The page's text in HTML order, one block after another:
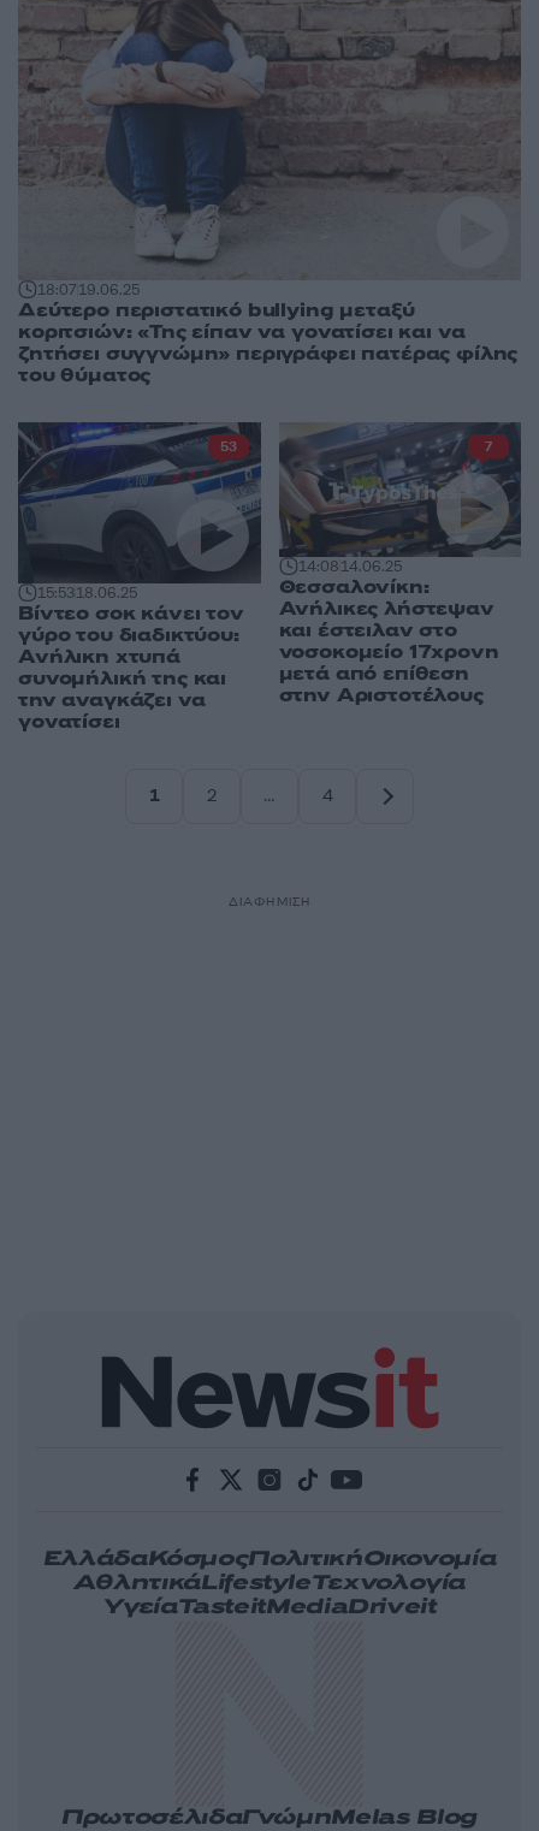
18:0719.06.25
Δεύτερο περιστατικό bullying μεταξύ
κοριτσιών: «Της είπαν να γονατίσει και να
ζητήσει συγγνώμη» περιγράφει πατέρας φίλης
του θύματος
15:5318.06.25
Βίντεο σοκ κάνει τον
γύρο του διαδικτύου:
Ανήλικη χτυπά
συνομήλική της και
την αναγκάζει να
γονατίσει
53
14:0814.06.25
Θεσσαλονίκη:
Ανήλικες λήστεψαν
και έστειλαν στο
νοσοκομείο 17χρονη
μετά από επίθεση
στην Αριστοτέλους
7
1
2
…
4
ΔΙΑΦΗΜΙΣΗ
ΕλλάδαΚόσμοςΠολιτικήΟικονομία
ΑθλητικάLifestyleΤεχνολογία
ΥγείαTasteitMediaDriveit
ΠρωτοσέλιδαΓνώμηMelas Blog